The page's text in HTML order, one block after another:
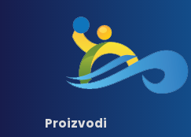
Proizvodi